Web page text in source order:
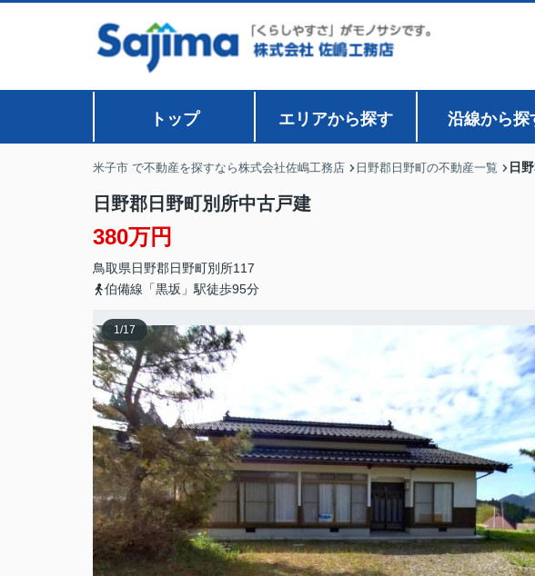
トップ エリアから探す 沿線から探
米子市 で不動産を探すなら株式会社佐嶋工務店 日野郡日野町の不動産一覧 日
日野郡日野町別所中古戸建
380万円
鳥取県日野郡日野町別所117
伯備線「黒坂」駅徒歩95分
1/17